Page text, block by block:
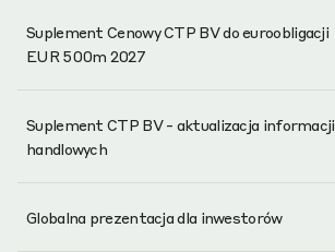
Suplement Cenowy CTP BV do euroobligacji
EUR 500m 2027
Suplement CTP BV - aktualizacja informacji
handlowych
Globalna prezentacja dla inwestorów